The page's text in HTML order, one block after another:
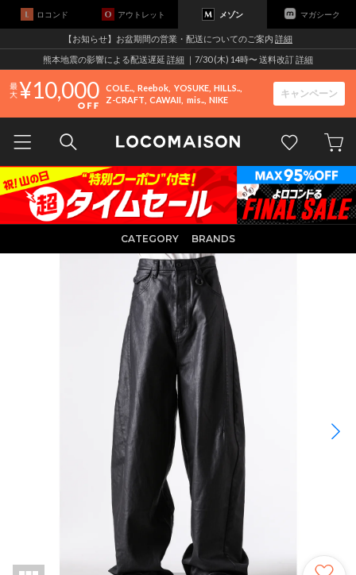
ロコンド アウトレット メゾン マガシーク
【お知らせ】お盆期間の営業・配送についてのご案内 詳細
熊本地震の影響による配送遅延 詳細 ｜7/30 (木) 14時〜 送料改訂詳細
10,000 COLE.. Reebok YOSUKE HILLS..
Z-CRAFT CAWAII mis.. NIKE
キャンペーン
CATEGORY BRANDS